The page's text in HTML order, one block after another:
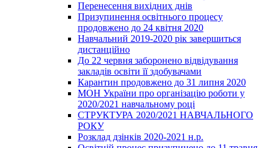
Перенесення вихідних днів
Призупинення освітнього процесу
продовжено до 24 квітня 2020
Навчальний 2019-2020 рік завершиться
дистанційно
До 22 червня заборонено відвідування
закладів освіти її здобувачами
Карантин продовжено до 31 липня 2020
МОН України про організацію роботи у
2020/2021 навчальному році
СТРУКТУРА 2020/2021 НАВЧАЛЬНОГО
РОКУ
Розклад дзінків 2020-2021 н.р.